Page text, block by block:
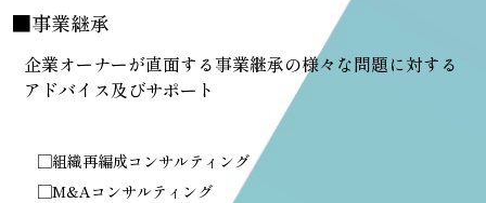
■事業継承
企業オーナーが直面する事業継承の様々な問題に対する
アドバイス及びサポート
□組織再編成コンサルティング
□M&Aコンサルティング